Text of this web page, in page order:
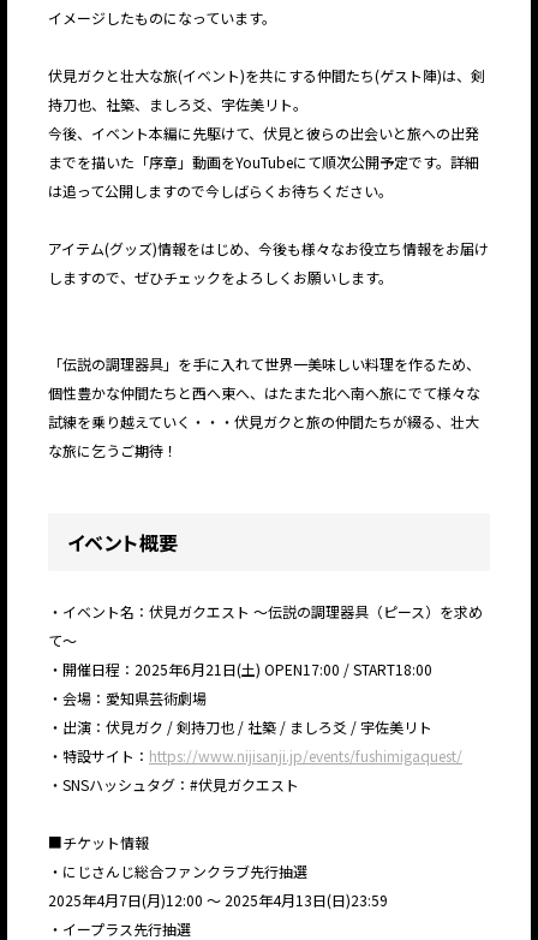
イメージしたものになっています。
伏見ガクと壮大な旅(イベント)を共にする仲間たち(ゲスト陣)は、剣
持刀也、社築、ましろ爻、宇佐美リト。
今後、イベント本編に先駆けて、伏見と彼らの出会いと旅への出発
までを描いた「序章」動画をYouTubeにて順次公開予定です。詳細
は追って公開しますので今しばらくお待ちください。
アイテム(グッズ)情報をはじめ、今後も様々なお役立ち情報をお届け
しますので、ぜひチェックをよろしくお願いします。
「伝説の調理器具」を手に入れて世界一美味しい料理を作るため、
個性豊かな仲間たちと西へ東へ、はたまた北へ南へ旅にでて様々な
試練を乗り越えていく・・・伏見ガクと旅の仲間たちが綴る、壮大
な旅に乞うご期待！
イベント概要
・イベント名：伏見ガクエスト 〜伝説の調理器具（ピース）を求め
て〜
・開催日程：2025年6月21日(土) OPEN17:00 / START18:00
・会場：愛知県芸術劇場
・出演：伏見ガク / 剣持刀也 / 社築 / ましろ爻 / 宇佐美リト
・特設サイト： https://www.nijisanji.jp/events/fushimigaquest/
・SNSハッシュタグ：#伏見ガクエスト
■チケット情報
・にじさんじ総合ファンクラブ先行抽選
2025年4月7日(月)12:00 〜 2025年4月13日(日)23:59
・イープラス先行抽選